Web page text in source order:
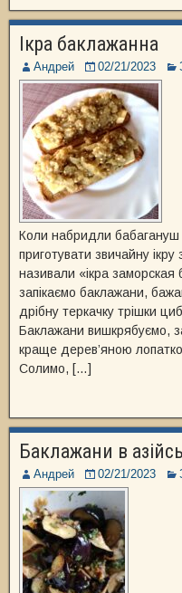
Ікра баклажанна
Андрей 02/21/2023
Коли набридли бабагануш
приготувати звичайну
називали «ікра
запікаємо баклажани,
дрібну теркачку трішки
Баклажани вишкрябуємо,
краще дерев’яною
Солимо, […]
Баклажани в
Андрей 02/21/2023